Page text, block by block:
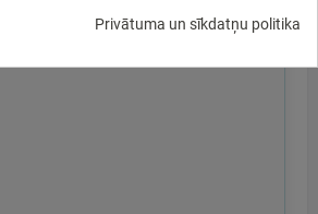
Privātuma un sīkdatņu politika